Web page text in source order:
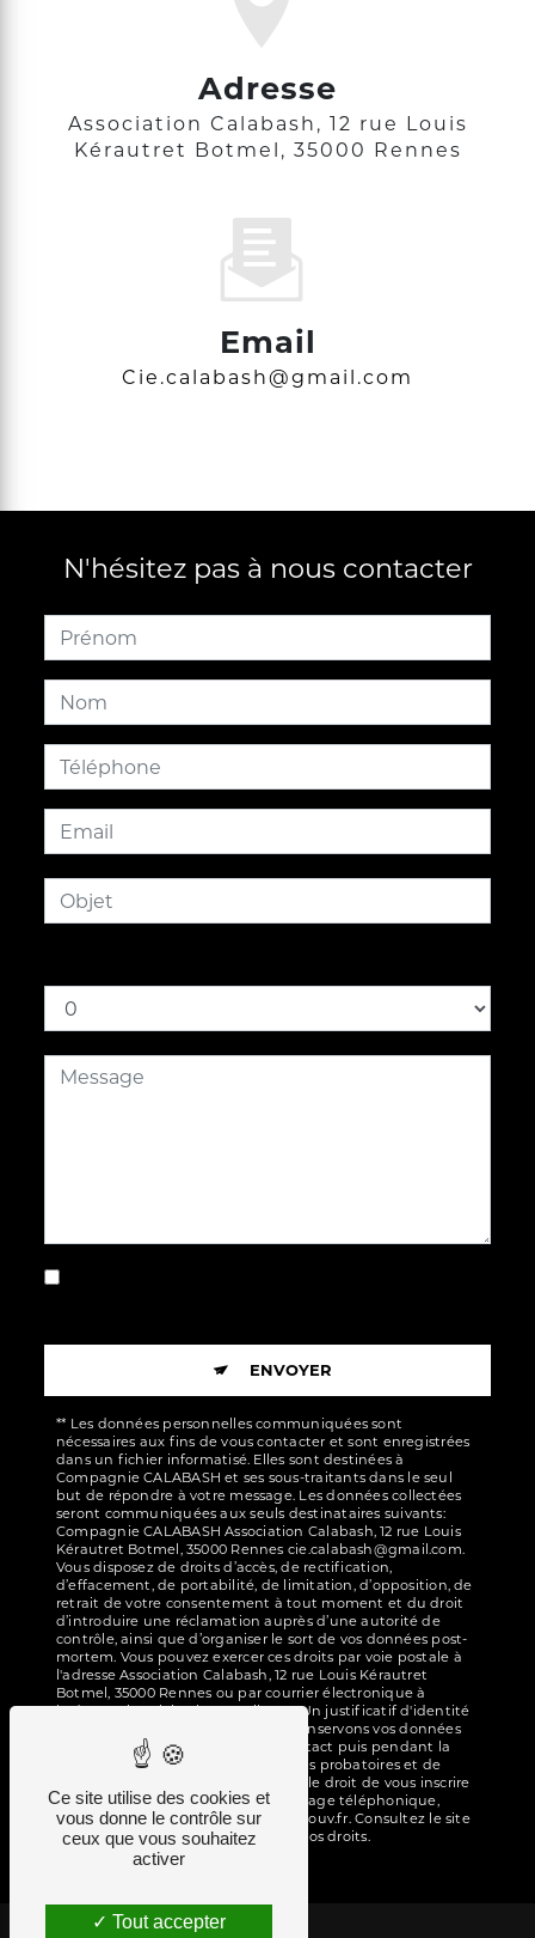
Adresse
Association Calabash, 12 rue Louis
Kérautret Botmel, 35000 Rennes
Email
cie.calabash@gmail.com
N'hésitez pas à nous contacter
ENVOYER
** Les données personnelles communiquées sont
nécessaires aux fins de vous contacter et sont enregistrées
dans un fichier informatisé. Elles sont destinées à
Compagnie CALABASH et ses sous-traitants dans le seul
but de répondre à votre message. Les données collectées
seront communiquées aux seuls destinataires suivants:
Compagnie CALABASH Association Calabash, 12 rue Louis
Kérautret Botmel, 35000 Rennes cie.calabash@gmail.com.
Vous disposez de droits d’accès, de rectification,
d’effacement, de portabilité, de limitation, d’opposition, de
retrait de votre consentement à tout moment et du droit
d’introduire une réclamation auprès d’une autorité de
contrôle, ainsi que d’organiser le sort de vos données post-
mortem. Vous pouvez exercer ces droits par voie postale à
l'adresse Association Calabash, 12 rue Louis Kérautret
Botmel, 35000 Rennes ou par courrier électronique à
l'adresse cie.calabash@gmail.com. Un justificatif d'identité
pourra vous être demandé. Nous conservons vos données
pendant la période de prise de contact puis pendant la
durée de prescription légale aux fins probatoires et de
gestion des contentieux. Vous avez le droit de vous inscrire
sur la liste d'opposition au démarchage téléphonique,
disponible à cette adresse: Bloctel.gouv.fr. Consultez le site
cnil.fr pour plus d’informations sur vos droits.
Ce site utilise des cookies et
vous donne le contrôle sur
ceux que vous souhaitez
activer
Tout accepter